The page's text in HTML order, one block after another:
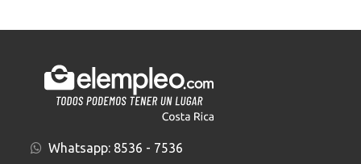
Whatsapp: 8536 - 7536